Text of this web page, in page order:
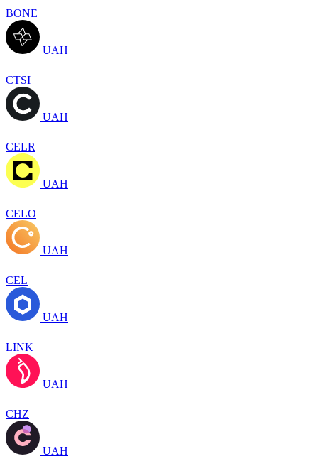
BONE
UAH
CTSI
UAH
CELR
UAH
CELO
UAH
CEL
UAH
LINK
UAH
CHZ
UAH